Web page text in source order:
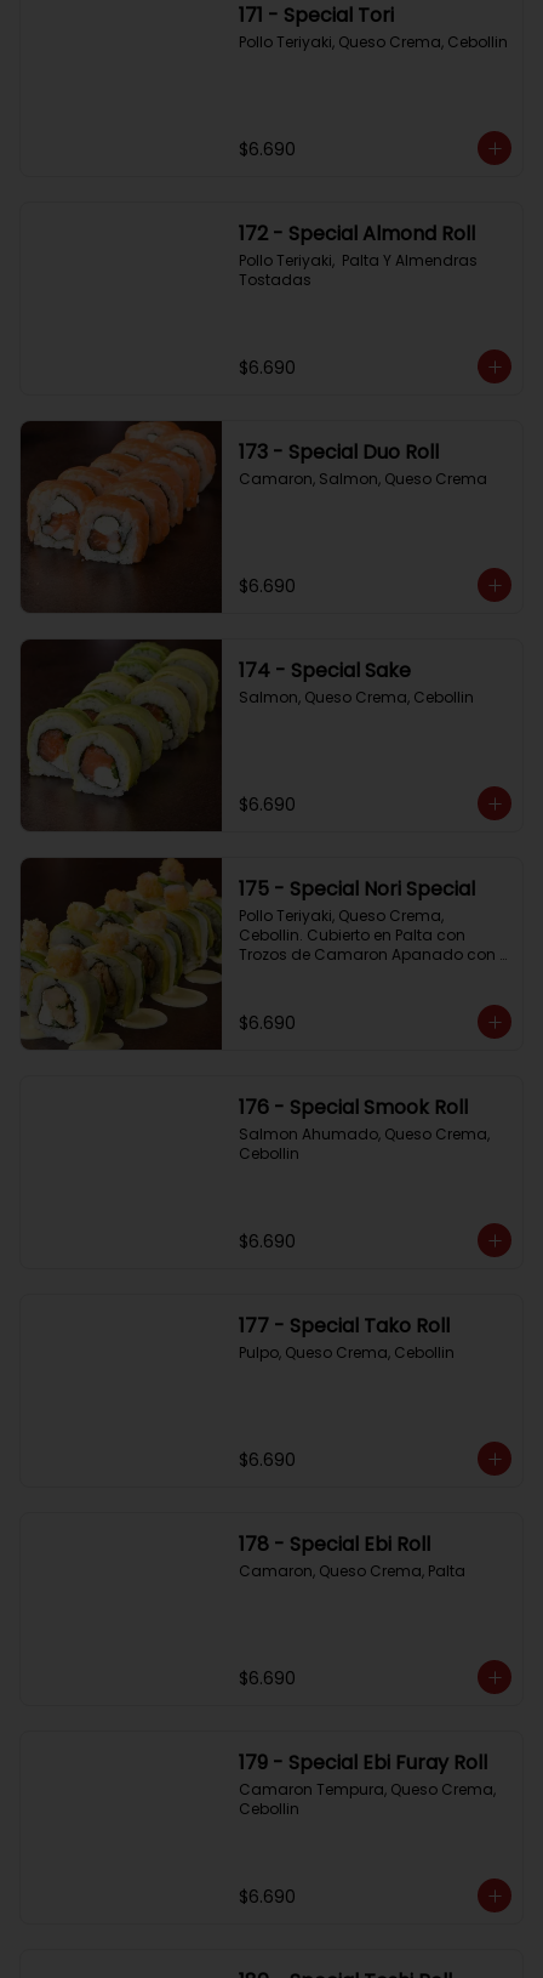
171 - Special Tori
Pollo Teriyaki, Queso Crema, Cebollin
$6.690
172 - Special Almond Roll
Pollo Teriyaki,  Palta Y Almendras
Tostadas
$6.690
173 - Special Duo Roll
Camaron, Salmon, Queso Crema
$6.690
174 - Special Sake
Salmon, Queso Crema, Cebollin
$6.690
175 - Special Nori Special
Pollo Teriyaki, Queso Crema,
Cebollin. Cubierto en Palta con
Trozos de Camaron Apanado con
$6.690
176 - Special Smook Roll
Salmon Ahumado, Queso Crema,
Cebollin
$6.690
177 - Special Tako Roll
Pulpo, Queso Crema, Cebollin
$6.690
178 - Special Ebi Roll
Camaron, Queso Crema, Palta
$6.690
179 - Special Ebi Furay Roll
Camaron Tempura, Queso Crema,
Cebollin
$6.690